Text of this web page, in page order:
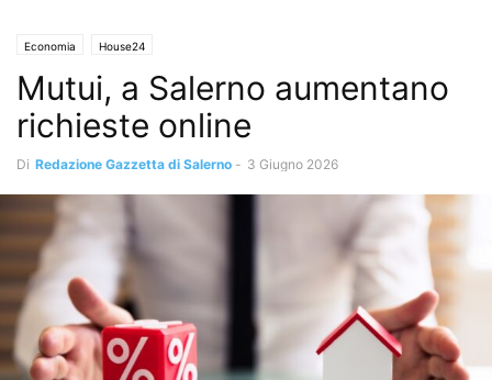
Economia House24
Mutui, a Salerno aumentano
richieste online
Di Redazione Gazzetta di Salerno - 3 Giugno 2026